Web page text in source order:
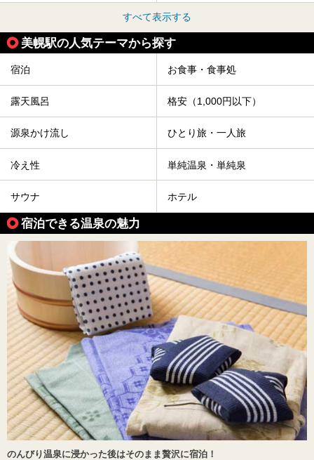
すべて表示する
美幌駅の人気テーマから探す
宿泊 お食事・食事処
露天風呂 格安（1,000円以下）
源泉かけ流し ひとり旅・一人旅
冷え性 単純温泉・単純泉
サウナ ホテル
宿泊できる温泉の魅力
のんびり温泉に浸かった後はそのまま贅沢に宿泊！